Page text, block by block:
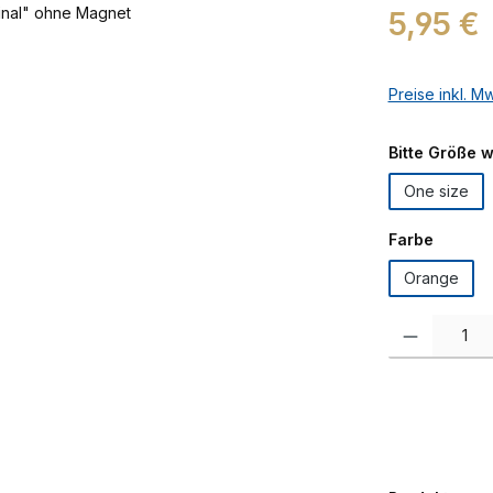
Regulärer Preis:
5,95 €
Preise inkl.
Bitte Größe
One size
Farbe
Orange
Produkt